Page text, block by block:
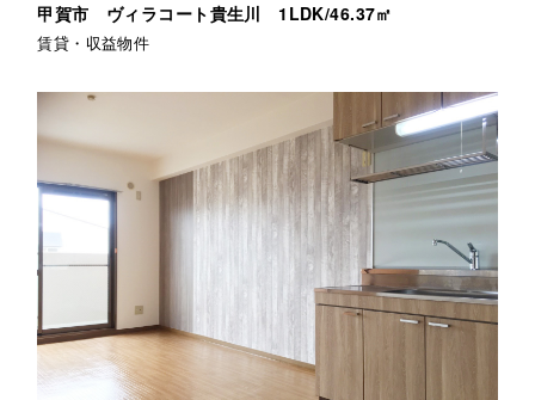
甲賀市 ヴィラコート貴生川 1LDK/46.37㎡
賃貸・収益物件